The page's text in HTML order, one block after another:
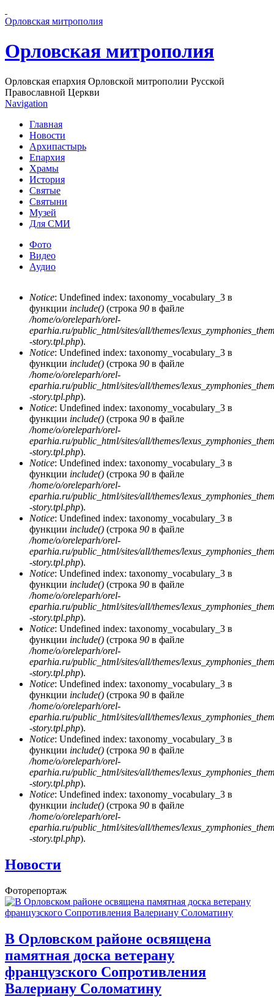
Орловская митрополия
Орловская митрополия
Орловская епархия Орловской митрополии Русской
Православной Церкви
Navigation
Главная
Новости
Архипастырь
Епархия
Храмы
История
Святые
Святыни
Музей
Для СМИ
Фото
Видео
Аудио
Сообщение об ошибке
Notice: Undefined index: taxonomy_vocabulary_3 в
функции include() (строка 90 в файле
/home/o/oreleparh/orel-
eparhia.ru/public_html/sites/all/themes/
-story.tpl.php).
Notice: Undefined index: taxonomy_vocabulary_3 в
функции include() (строка 90 в файле
/home/o/oreleparh/orel-
eparhia.ru/public_html/sites/all/themes/
-story.tpl.php).
Notice: Undefined index: taxonomy_vocabulary_3 в
функции include() (строка 90 в файле
/home/o/oreleparh/orel-
eparhia.ru/public_html/sites/all/themes/
-story.tpl.php).
Notice: Undefined index: taxonomy_vocabulary_3 в
функции include() (строка 90 в файле
/home/o/oreleparh/orel-
eparhia.ru/public_html/sites/all/themes/
-story.tpl.php).
Notice: Undefined index: taxonomy_vocabulary_3 в
функции include() (строка 90 в файле
/home/o/oreleparh/orel-
eparhia.ru/public_html/sites/all/themes/
-story.tpl.php).
Notice: Undefined index: taxonomy_vocabulary_3 в
функции include() (строка 90 в файле
/home/o/oreleparh/orel-
eparhia.ru/public_html/sites/all/themes/
-story.tpl.php).
Notice: Undefined index: taxonomy_vocabulary_3 в
функции include() (строка 90 в файле
/home/o/oreleparh/orel-
eparhia.ru/public_html/sites/all/themes/
-story.tpl.php).
Notice: Undefined index: taxonomy_vocabulary_3 в
функции include() (строка 90 в файле
/home/o/oreleparh/orel-
eparhia.ru/public_html/sites/all/themes/
-story.tpl.php).
Notice: Undefined index: taxonomy_vocabulary_3 в
функции include() (строка 90 в файле
/home/o/oreleparh/orel-
eparhia.ru/public_html/sites/all/themes/
-story.tpl.php).
Notice: Undefined index: taxonomy_vocabulary_3 в
функции include() (строка 90 в файле
/home/o/oreleparh/orel-
eparhia.ru/public_html/sites/all/themes/
-story.tpl.php).
Новости
Фоторепортаж
В Орловском районе освящена
памятная доска ветерану
французского Сопротивления
Валериану Соломатину